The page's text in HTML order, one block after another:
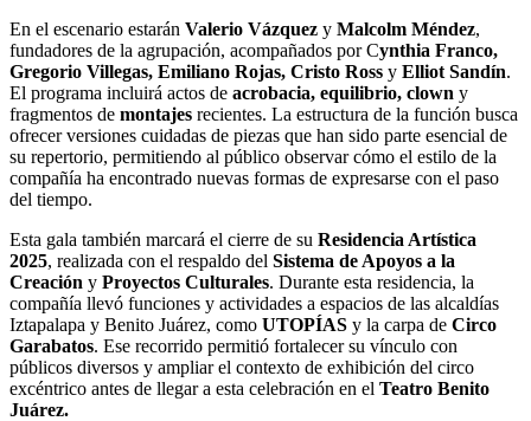
En el escenario estarán Valerio Vázquez y Malcolm Méndez,
fundadores de la agrupación, acompañados por Cynthia Franco,
Gregorio Villegas, Emiliano Rojas, Cristo Ross y Elliot Sandín.
El programa incluirá actos de acrobacia, equilibrio, clown y
fragmentos de montajes recientes. La estructura de la función busca
ofrecer versiones cuidadas de piezas que han sido parte esencial de
su repertorio, permitiendo al público observar cómo el estilo de la
compañía ha encontrado nuevas formas de expresarse con el paso
del tiempo.
Esta gala también marcará el cierre de su Residencia Artística
2025, realizada con el respaldo del Sistema de Apoyos a la
Creación y Proyectos Culturales. Durante esta residencia, la
compañía llevó funciones y actividades a espacios de las alcaldías
Iztapalapa y Benito Juárez, como UTOPÍAS y la carpa de Circo
Garabatos. Ese recorrido permitió fortalecer su vínculo con
públicos diversos y ampliar el contexto de exhibición del circo
excéntrico antes de llegar a esta celebración en el Teatro Benito
Juárez.